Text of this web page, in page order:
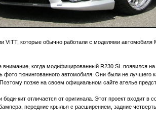
VITT, которые обычно работали с моделями автомобиля
внимание, когда модифицированный R230 SL появился
фото тюнингованного автомобиля. Они были не лучшего
позже на своем официальном сайте ателье
кит отличается от оригинала. Этот проект входит в
передние крылья с расширением, задние